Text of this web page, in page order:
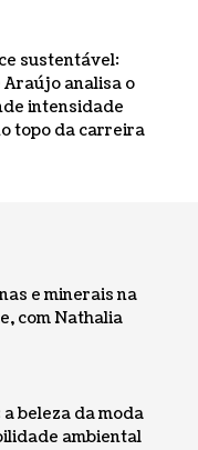
sustentável:
analisa o
intensidade
topo da carreira
e minerais na
com Nathalia
beleza da moda
ambiental